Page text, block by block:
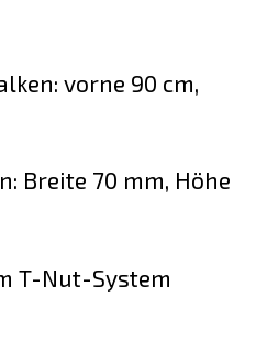
vorne 90 cm,
Breite 70 mm, Höhe
T-Nut-System